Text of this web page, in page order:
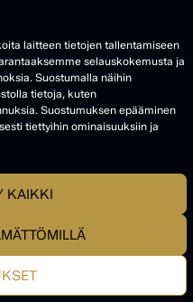
laitteen tietojen tallentamiseen
selauskokemusta ja
Suostumalla näihin
tietoja, kuten
Suostumuksen epääminen
tiettyihin ominaisuuksiin ja
KAIKKI
2025